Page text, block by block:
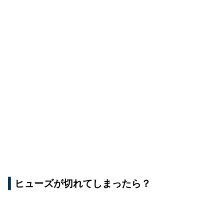
ヒューズが切れてしまったら？